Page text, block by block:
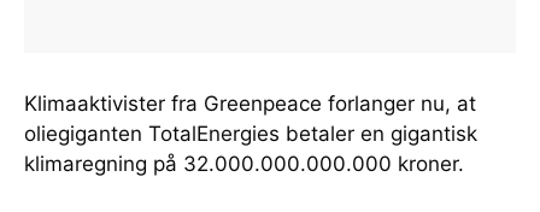
Klimaaktivister fra Greenpeace forlanger nu, at
oliegiganten TotalEnergies betaler en gigantisk
klimaregning på 32.000.000.000.000 kroner.